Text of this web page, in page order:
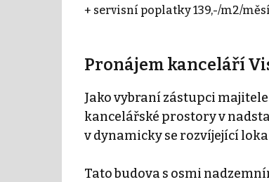
+ servisní poplatky 139,-/m2/
Pronájem kanceláří
Jako vybraní zástupci
kancelářské prostory v
v dynamicky se rozvíjející
Tato budova s osmi